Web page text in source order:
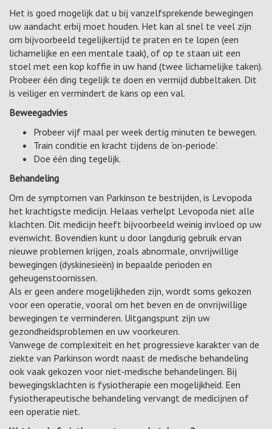
Het is goed mogelijk dat u bij vanzelfsprekende bewegingen
uw aandacht erbij moet houden. Het kan al snel te veel zijn
om bijvoorbeeld tegelijkertijd te praten en te lopen (een
lichamelijke en een mentale taak), of op te staan uit een
stoel met een kop koffie in uw hand (twee lichamelijke taken).
Probeer één ding tegelijk te doen en vermijd dubbeltaken. Dit
is veiliger en vermindert de kans op een val.
Beweegadvies
Probeer vijf maal per week dertig minuten te bewegen.
Train conditie en kracht tijdens de ‘on-periode’.
Doe één ding tegelijk.
Behandeling
Om de symptomen van Parkinson te bestrijden, is Levopoda
het krachtigste medicijn. Helaas verhelpt Levopoda niet alle
klachten. Dit medicijn heeft bijvoorbeeld weinig invloed op uw
evenwicht. Bovendien kunt u door langdurig gebruik ervan
nieuwe problemen krijgen, zoals abnormale, onvrijwillige
bewegingen (dyskinesieën) in bepaalde perioden en
geheugenstoornissen.
Als er geen andere mogelijkheden zijn, wordt soms gekozen
voor een operatie, vooral om het beven en de onvrijwillige
bewegingen te verminderen. Uitgangspunt zijn uw
gezondheidsproblemen en uw voorkeuren.
Vanwege de complexiteit en het progressieve karakter van de
ziekte van Parkinson wordt naast de medische behandeling
ook vaak gekozen voor niet-medische behandelingen. Bij
bewegingsklachten is fysiotherapie een mogelijkheid. Een
fysiotherapeutische behandeling vervangt de medicijnen of
een operatie niet.